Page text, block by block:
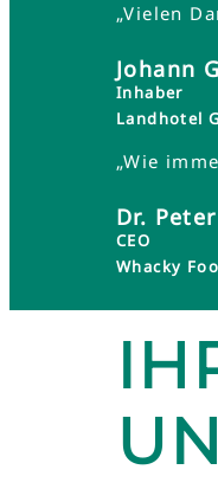
„Vielen
Johann
Inhaber
Landhotel
„Wie
Dr.
CEO
Whacky